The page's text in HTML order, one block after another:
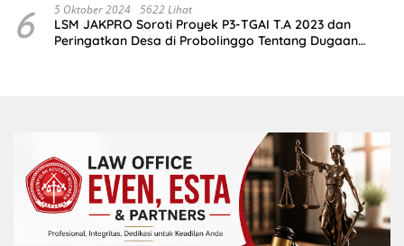
6 5 Oktober 2024 5622 Lihat
LSM JAKPRO Soroti Proyek P3-TGAI T.A 2023 dan
Peringatkan Desa di Probolinggo Tentang Dugaan